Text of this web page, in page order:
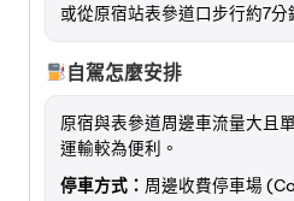
或從原宿站表參道口步行約7分
自駕怎麼安排
原宿與表參道周邊車流量大且
運輸較為便利。
停車方式： 周邊收費停車場